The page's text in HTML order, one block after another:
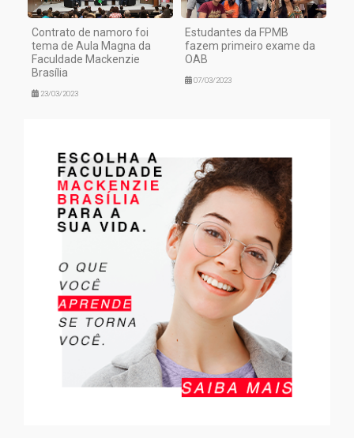
Contrato de namoro foi
tema de Aula Magna da
Faculdade Mackenzie
Brasília
23/03/2023
Estudantes da FPMB
fazem primeiro exame da
OAB
07/03/2023